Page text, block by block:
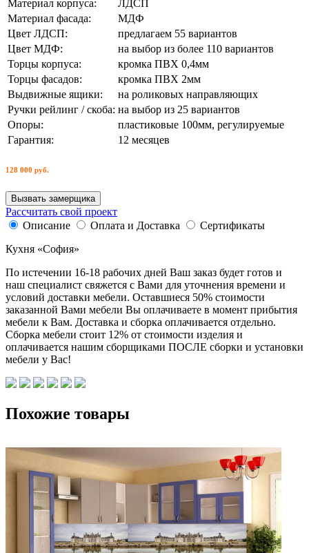
Материал корпуса:
ЛДСП
Материал фасада:
МДФ
Цвет ЛДСП:
предлагаем 55 вариантов
Цвет МДФ:
на выбор из более 110 вариантов
Торцы корпуса:
кромка ПВХ 0,4мм
Торцы фасадов:
кромка ПВХ 2мм
Выдвижные ящики:
на роликовых направляющих
Ручки рейлинг / скоба: на выбор из 25 вариантов
Опоры:
пластиковые 100мм, регулируемые
Гарантия:
12 месяцев
128 000 руб.
Вызвать замерщика
Рассчитать свой проект
Описание
Оплата и Доставка
Сертификаты
Кухня «София»
По истечении 16-18 рабочих дней Ваш заказ будет готов и
наш специалист свяжется с Вами для уточнения времени и
условий доставки мебели. Оставшиеся 50% стоимости
заказанной Вами мебели Вы оплачиваете в момент прибытия
мебели к Вам. Доставка и сборка оплачивается отдельно.
Сборка мебели стоит 12% от стоимости изделия и
оплачивается нашим сборщиками ПОСЛЕ сборки и установки
мебели у Вас!
Похожие товары